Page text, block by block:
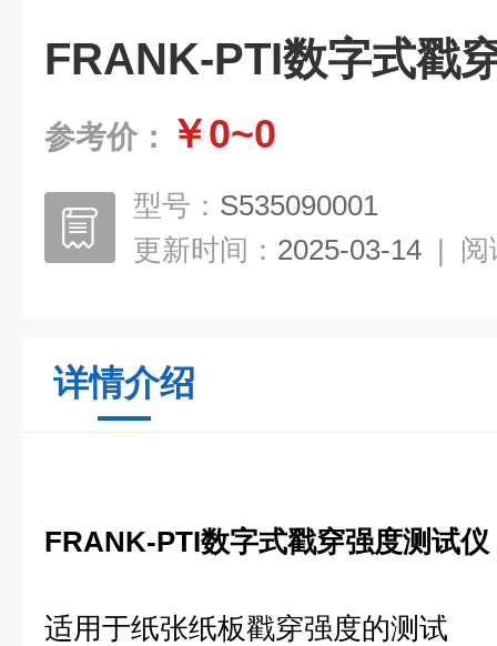
FRANK-PTI数字式戳
参考价： ￥0~0
型号： S535090001
更新时间： 2025-03-14 | 阅
详情介绍
FRANK-PTI数字式戳穿强度测试仪
适用于纸张纸板戳穿强度的测试